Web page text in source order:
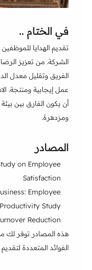
في الختام ..
تقديم الهدايا
الشركة. من تعزيز
الفريق وتقليل معدل
عمل إيجابية ومنتجة.
أن يكون الفارق بين
ومزدهرة.
المصادر
on Employee
Satisfaction
Employee
Productivity Study
Reduction
هذه المصادر توفر لك
الفوائد المتعددة